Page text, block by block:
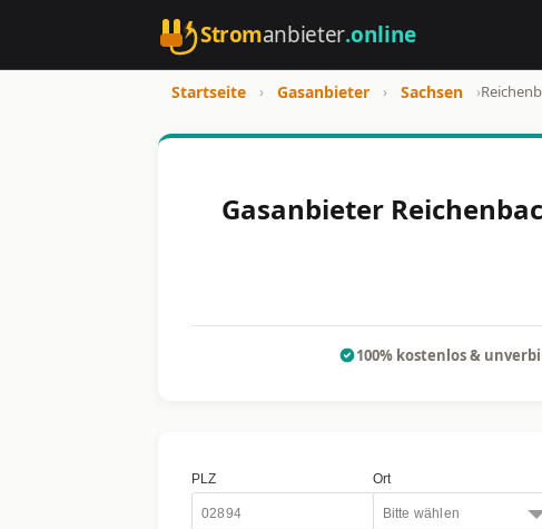
Stromanbieter.online
Startseite › Gasanbieter › Sachsen ›
Gasanbieter
100% kostenlos &